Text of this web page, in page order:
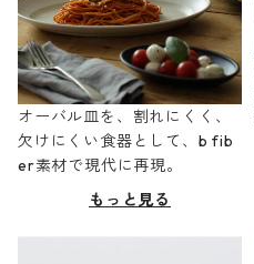
オーバル皿を、割れにくく、
欠けにくい食器として、b fib
er素材で現代に再現。
もっと見る